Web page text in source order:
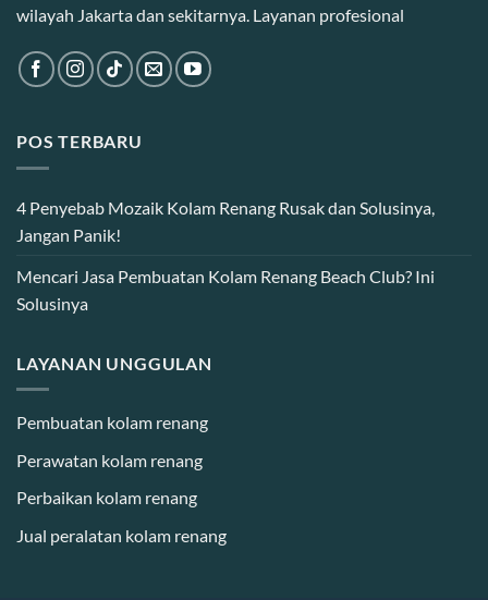
wilayah Jakarta dan sekitarnya. Layanan profesional
POS TERBARU
4 Penyebab Mozaik Kolam Renang Rusak dan Solusinya,
Jangan Panik!
Mencari Jasa Pembuatan Kolam Renang Beach Club? Ini
Solusinya
LAYANAN UNGGULAN
Pembuatan kolam renang
Perawatan kolam renang
Perbaikan kolam renang
Jual peralatan kolam renang